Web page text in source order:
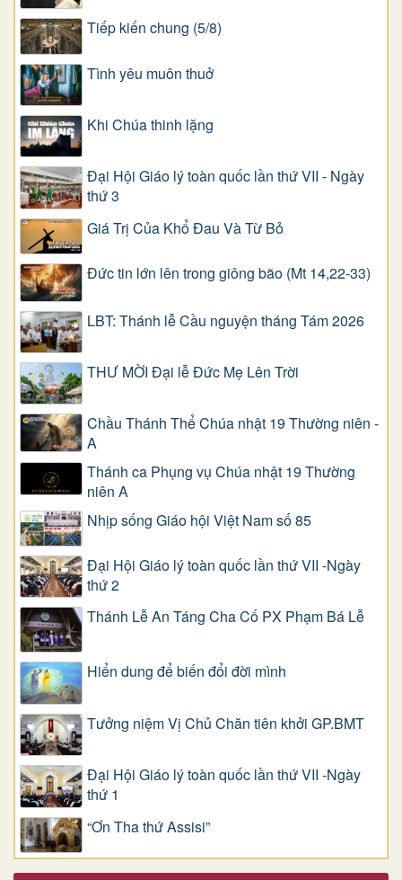
Tiếp kiến chung (5/8)
Tình yêu muôn thuở
Khi Chúa thinh lặng
Đại Hội Giáo lý toàn quốc lần thứ VII - Ngày
thứ 3
Giá Trị Của Khổ Ðau Và Từ Bỏ
Đức tin lớn lên trong giông bão (Mt 14,22-33)
LBT: Thánh lễ Cầu nguyện tháng Tám 2026
THƯ MỜI Đại lễ Đức Mẹ Lên Trời
Chầu Thánh Thể Chúa nhật 19 Thường niên -
A
Thánh ca Phụng vụ Chúa nhật 19 Thường
niên A
Nhịp sống Giáo hội Việt Nam số 85
Đại Hội Giáo lý toàn quốc lần thứ VII -Ngày
thứ 2
Thánh Lễ An Táng Cha Cố PX Phạm Bá Lễ
Hiển dung để biến đổi đời mình
Tưởng niệm Vị Chủ Chăn tiên khởi GP.BMT
Đại Hội Giáo lý toàn quốc lần thứ VII -Ngày
thứ 1
“Ơn Tha thứ Assisi”